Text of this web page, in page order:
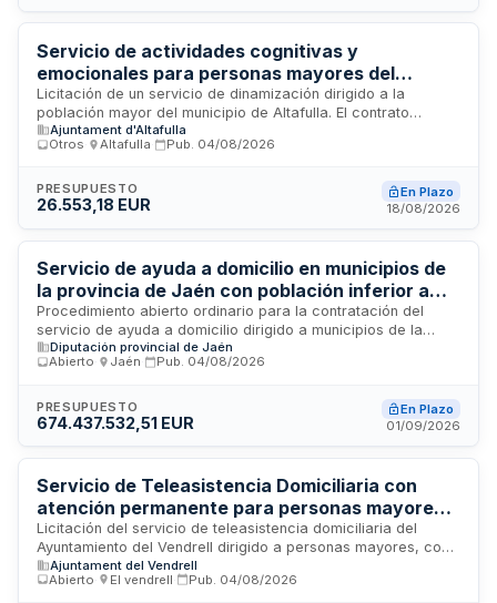
las instalaciones municipales de la Casa de Juventud y otros
espacios que sean necesarios.
Servicio de actividades cognitivas y
emocionales para personas mayores del
municipio de Altafulla
Licitación de un servicio de dinamización dirigido a la
población mayor del municipio de Altafulla. El contrato
comprende la realización de actividades cognitivas y
emocionales, así como talleres semanales para usuarios
de la totalidad de usuarios, independientemente de su
asistencia a las actividades propuestas. En caso necesario,
Ayuntamiento.
Ajuntament d'Altafulla
Otros
Altafulla Pub. 04/08/2026
PRESUPUESTO
26.553,18 EUR
En Plazo
18/08/2026
Servicio de ayuda a domicilio en municipios de
la provincia de Jaén con población inferior a
20.000 habitantes
Procedimiento abierto ordinario para la contratación del
servicio de ayuda a domicilio dirigido a municipios de la
provincia de Jaén con población inferior a 20.000 habitantes.
El servicio comprende la asignación de personal auxiliar
mensuales según prescripción, la colaboración con
protocolos técnicos de la Diputación Provincial, la
incidencias y el cumplimiento de responsabilidades en
situaciones excepcionales. La ejecución se ampara en
créditos específicos y se divide en lotes adjudicables según
criterios objetivos.
Diputación provincial de Jaén
Abierto
Jaén Pub. 04/08/2026
PRESUPUESTO
674.437.532,51 EUR
En Plazo
01/09/2026
Servicio de Teleasistencia Domiciliaria con
atención permanente para personas mayores y
en situación de dependencia - Ayuntamiento
del Vendrell
Licitación del servicio de teleasistencia domiciliaria del
Ayuntamiento del Vendrell dirigido a personas mayores, con
dependencia o discapacidad residentes en el municipio. El
servicio garantiza atención permanente veinticuatro horas al
Ajuntament del Vendrell
Abierto
El vendrell Pub. 04/08/2026